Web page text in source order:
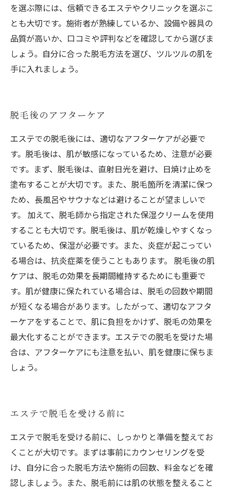
を選ぶ際には、信頼できるエステやクリニックを選ぶこ
とも大切です。施術者が熟練しているか、設備や器具の
品質が高いか、口コミや評判などを確認してから選びま
しょう。自分に合った脱毛方法を選び、ツルツルの肌を
手に入れましょう。
脱毛後のアフターケア
エステでの脱毛後には、適切なアフターケアが必要で
す。脱毛後は、肌が敏感になっているため、注意が必要
です。まず、脱毛後は、直射日光を避け、日焼け止めを
塗布することが大切です。また、脱毛箇所を清潔に保つ
ため、長風呂やサウナなどは避けることが望ましいで
す。 加えて、脱毛師から指定された保湿クリームを使用
することも大切です。脱毛後は、肌が乾燥しやすくなっ
ているため、保湿が必要です。また、炎症が起こってい
る場合は、抗炎症薬を使うこともあります。 脱毛後の肌
ケアは、脱毛の効果を長期間維持するためにも重要で
す。肌が健康に保たれている場合は、脱毛の回数や期間
が短くなる場合があります。したがって、適切なアフタ
ーケアをすることで、肌に負担をかけず、脱毛の効果を
最大化することができます。エステでの脱毛を受けた場
合は、アフターケアにも注意を払い、肌を健康に保ちま
しょう。
エステで脱毛を受ける前に
エステで脱毛を受ける前に、しっかりと準備を整えてお
くことが大切です。まずは事前にカウンセリングを受
け、自分に合った脱毛方法や施術の回数、料金などを確
認しましょう。また、脱毛前には肌の状態を整えること